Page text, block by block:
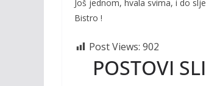
Još jednom, hvala svima, i do
Bistro !
Post Views: 902
POSTOVI